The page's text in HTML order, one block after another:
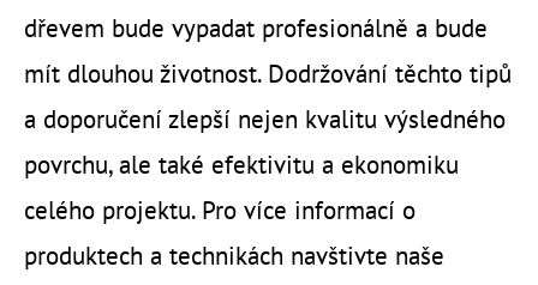
dřevem bude vypadat profesionálně a bude
mít dlouhou životnost. Dodržování těchto tipů
a doporučení zlepší nejen kvalitu výsledného
povrchu, ale také efektivitu a ekonomiku
celého projektu. Pro více informací o
produktech a technikách navštivte naše